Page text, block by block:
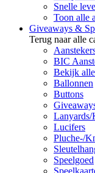
Snelle
Toon alle
Giveaways &
Terug naar alle
BIC
Bekijk
Ballonnen
Buttons
Lanyards/
Lucifers
Pluche-/
Speelgoed